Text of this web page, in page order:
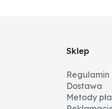
Sklep
Regulamin
Dostawa
Metody